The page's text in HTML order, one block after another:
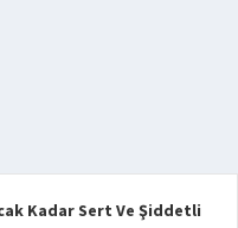
Kadar Sert Ve Şiddetli